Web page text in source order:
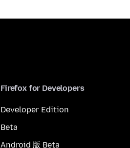
Firefox for Developers
Developer Edition
Beta
Android 版 Beta